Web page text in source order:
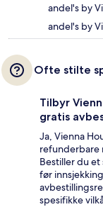
andel's by
andel's by
Ofte stilte
Tilbyr
gratis
Ja, Vienna
refunderbare
Bestiller du
før
spesifikke